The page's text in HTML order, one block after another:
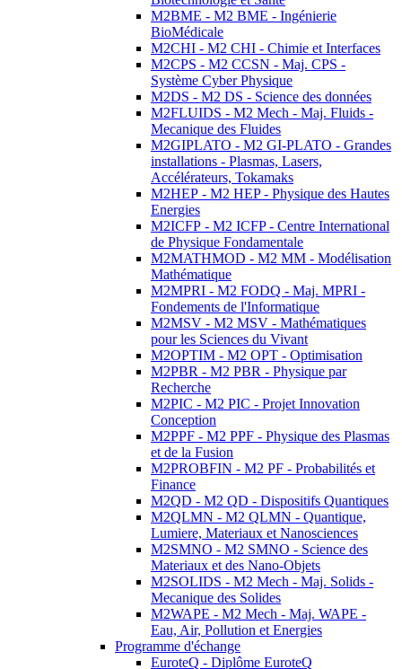
M2BME - M2 BME - Ingénierie
BioMédicale
M2CHI - M2 CHI - Chimie et Interfaces
M2CPS - M2 CCSN - Maj. CPS -
Système Cyber Physique
M2DS - M2 DS - Science des données
M2FLUIDS - M2 Mech - Maj. Fluids -
Mecanique des Fluides
M2GIPLATO - M2 GI-PLATO - Grandes
installations - Plasmas, Lasers,
Accélérateurs, Tokamaks
M2HEP - M2 HEP - Physique des Hautes
Energies
M2ICFP - M2 ICFP - Centre International
de Physique Fondamentale
M2MATHMOD - M2 MM - Modélisation
Mathématique
M2MPRI - M2 FODQ - Maj. MPRI -
Fondements de l'Informatique
M2MSV - M2 MSV - Mathématiques
pour les Sciences du Vivant
M2OPTIM - M2 OPT - Optimisation
M2PBR - M2 PBR - Physique par
Recherche
M2PIC - M2 PIC - Projet Innovation
Conception
M2PPF - M2 PPF - Physique des Plasmas
et de la Fusion
M2PROBFIN - M2 PF - Probabilités et
Finance
M2QD - M2 QD - Dispositifs Quantiques
M2QLMN - M2 QLMN - Quantique,
Lumiere, Materiaux et Nanosciences
M2SMNO - M2 SMNO - Science des
Materiaux et des Nano-Objets
M2SOLIDS - M2 Mech - Maj. Solids -
Mecanique des Solides
M2WAPE - M2 Mech - Maj. WAPE -
Eau, Air, Pollution et Energies
Programme d'échange
EuroteQ - Diplôme EuroteQ